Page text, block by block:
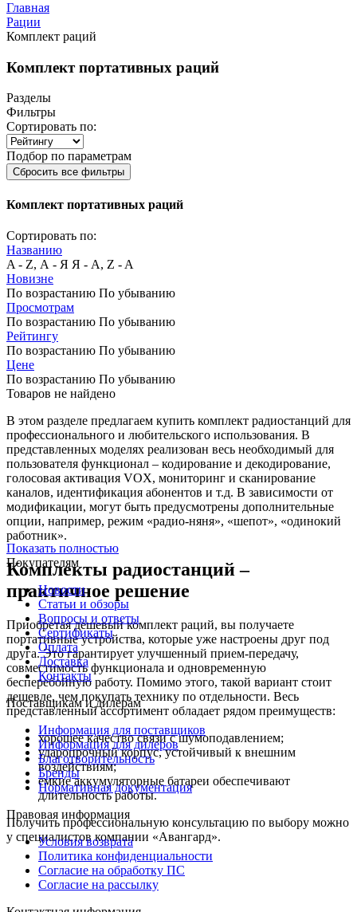
Главная
Рации
Комплект раций
Комплект портативных раций
Разделы
Фильтры
Сортировать по:
Подбор по параметрам
Сбросить все фильтры
Комплект портативных раций
Сортировать по:
Названию
A - Z, А - Я Я - А, Z - A
Новизне
По возрастанию По убыванию
Просмотрам
По возрастанию По убыванию
Рейтингу
По возрастанию По убыванию
Цене
По возрастанию По убыванию
Товаров не найдено
В этом разделе предлагаем купить комплект радиостанций для
профессионального и любительского использования. В
представленных моделях реализован весь необходимый для
пользователя функционал – кодирование и декодирование,
голосовая активация VOX, мониторинг и сканирование
каналов, идентификация абонентов и т.д. В зависимости от
модификации, могут быть предусмотрены дополнительные
опции, например, режим «радио-няня», «шепот», «одинокий
работник».
Комплекты радиостанций –
практичное решение
Приобретая дешевый комплект раций, вы получаете
портативные устройства, которые уже настроены друг под
друга. Это гарантирует улучшенный прием-передачу,
совместимость функционала и одновременную
бесперебойную работу. Помимо этого, такой вариант стоит
дешевле, чем покупать технику по отдельности. Весь
представленный ассортимент обладает рядом преимуществ:
хорошее качество связи с шумоподавлением;
ударопрочный корпус, устойчивый к внешним
воздействиям;
емкие аккумуляторные батареи обеспечивают
длительность работы.
Получить профессиональную консультацию по выбору можно
у специалистов компании «Авангард».
Показать полностью
Покупателям
Новости
Статьи и обзоры
Вопросы и ответы
Сертификаты
Оплата
Доставка
Контакты
Поставщикам и дилерам
Информация для поставщиков
Информация для дилеров
Благотворительность
Бренды
Нормативная документация
Правовая информация
Условия возврата
Политика конфиденциальности
Согласие на обработку ПС
Согласие на рассылку